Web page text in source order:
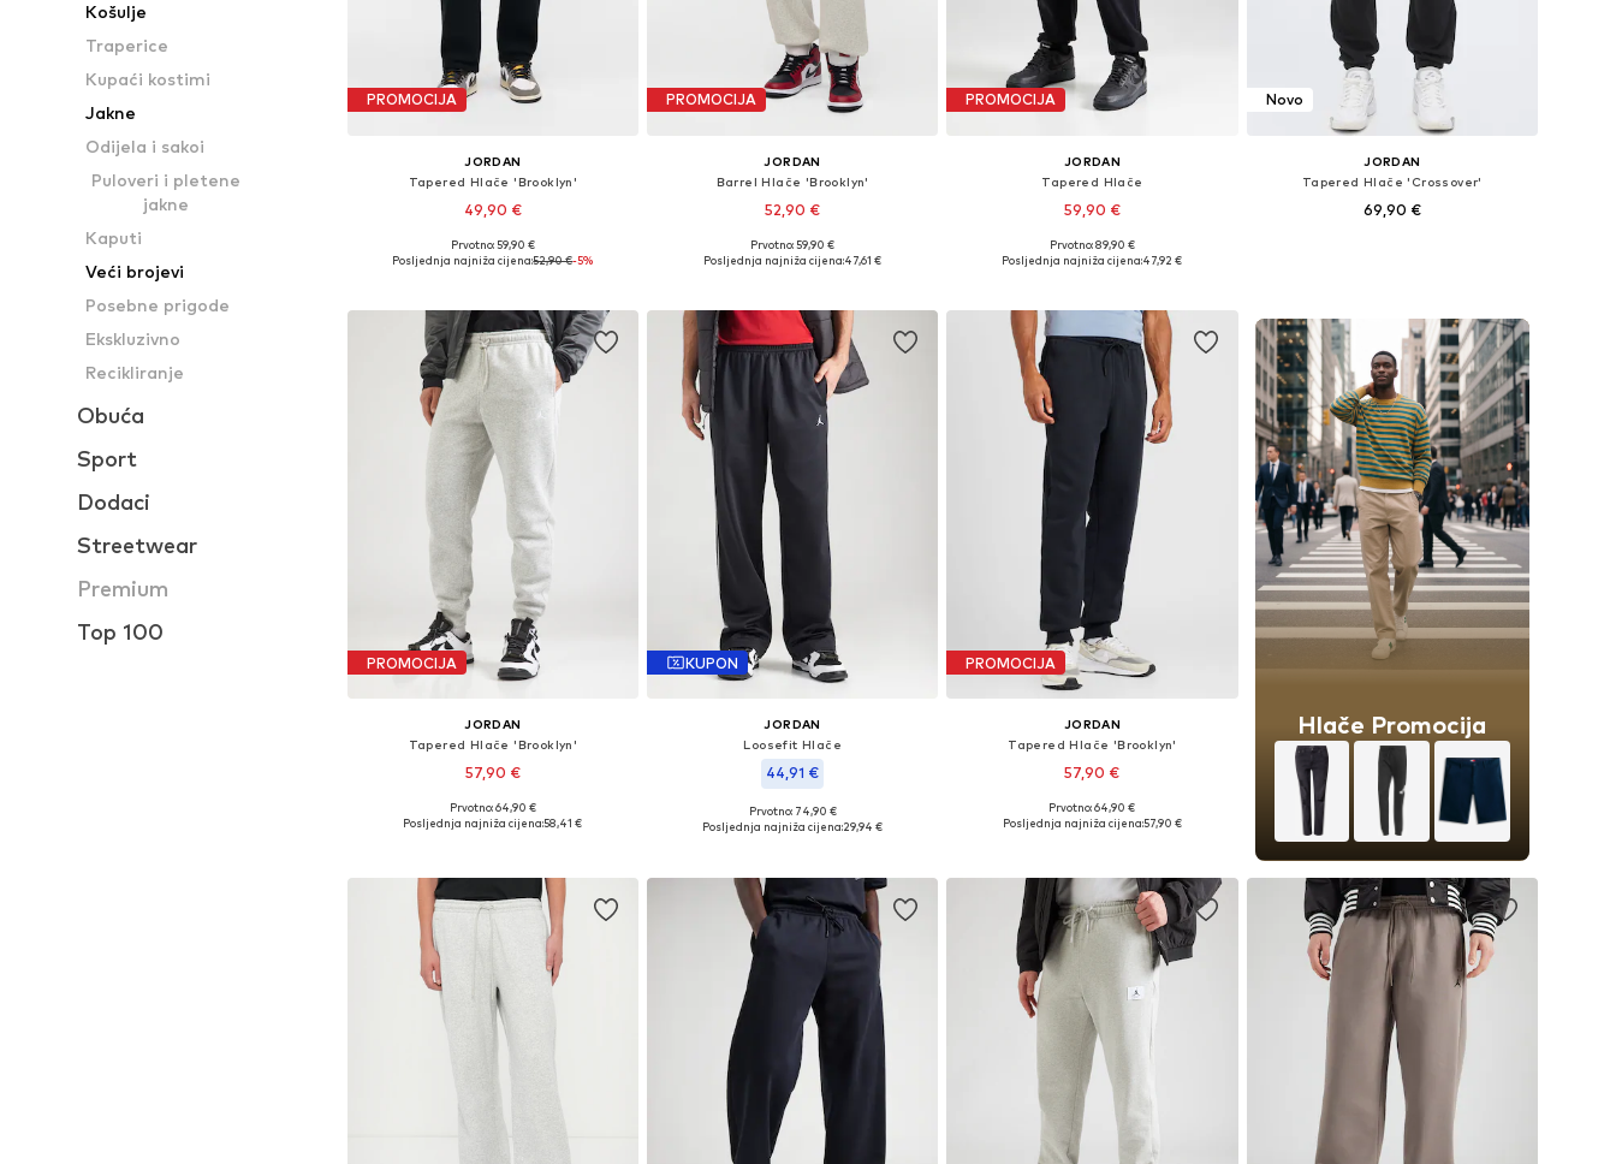
Košulje
Traperice
Kupaći kostimi
Jakne
Odijela i sakoi
Puloveri i pletene
jakne
Kaputi
Veći brojevi
Posebne prigode
Ekskluzivno
Recikliranje
Obuća
Sport
Dodaci
Streetwear
Premium
Top 100
PROMOCIJA
JORDAN
Tapered Hlače 'Brooklyn'
49,90 €
Dostupno u više veličina
Prvotno: 59,90 €
Posljednja najniža cijena:52,90 €-5%
PROMOCIJA
JORDAN
Barrel Hlače 'Brooklyn'
52,90 €
Dostupno u više veličina
Prvotno: 59,90 €
Posljednja najniža cijena:47,61 €
PROMOCIJA
JORDAN
Tapered Hlače
59,90 €
Dostupne veličine: 29-30, 31-32, 34, 35-36
Prvotno: 89,90 €
Posljednja najniža cijena:47,92 €
Novo
JORDAN
Tapered Hlače 'Crossover'
69,90 €
PROMOCIJA
JORDAN
Tapered Hlače 'Brooklyn'
57,90 €
Dostupne veličine: 33, 34, 35-36, 38
Prvotno: 64,90 €
Posljednja najniža cijena:58,41 €
KUPON
JORDAN
Loosefit Hlače
44,91 €
Dostupne veličine: 33, 34, 35-36
Prvotno: 74,90 €
Posljednja najniža cijena:29,94 €
PROMOCIJA
JORDAN
Tapered Hlače 'Brooklyn'
57,90 €
Dostupne veličine: 29-30, 35-36, 38
Prvotno: 64,90 €
Posljednja najniža cijena:57,90 €
Hlače Promocija